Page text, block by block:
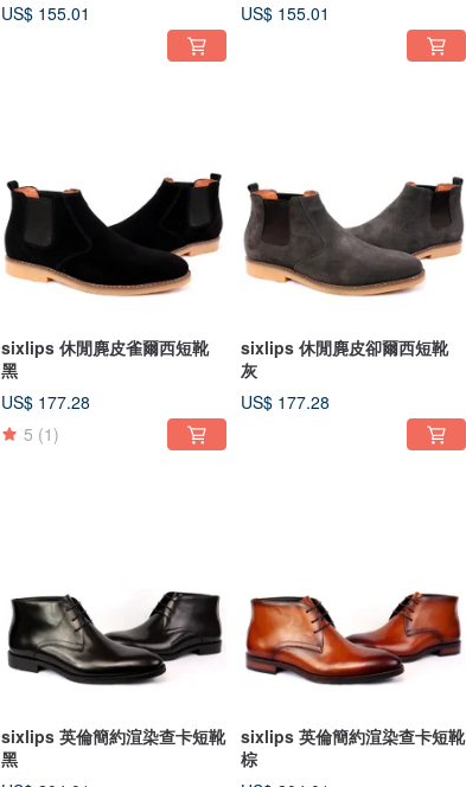
US$ 155.01
US$ 155.01
sixlips 休閒麂皮雀爾西短靴
黑
US$ 177.28
5 (1)
sixlips 休閒麂皮卻爾西短靴
灰
US$ 177.28
sixlips 英倫簡約渲染查卡短靴
黑
sixlips 英倫簡約渲染查卡短靴
棕